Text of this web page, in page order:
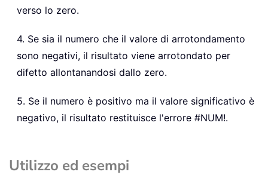
verso lo zero.
4. Se sia il numero che il valore di arrotondamento
sono negativi, il risultato viene arrotondato per
difetto allontanandosi dallo zero.
5. Se il numero è positivo ma il valore significativo è
negativo, il risultato restituisce l'errore #NUM!.
Utilizzo ed esempi